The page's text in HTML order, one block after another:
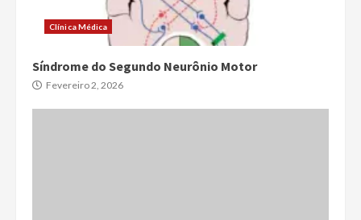
Clínica Médica
Síndrome do Segundo Neurônio Motor
Fevereiro 2, 2026